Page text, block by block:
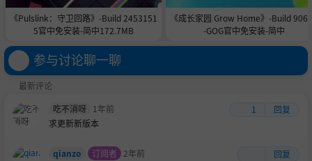
《Pulslink：守卫回路》-Build 2453151
5官中免安装-简中172.7MB
《成长家园 Grow Home》-Build
-GOG官中免安装-简中
参与讨论聊一聊
最新评论
吃不消呀
1年前 1
回复
求更新新版本
qianzo 订阅者 2年前
回复